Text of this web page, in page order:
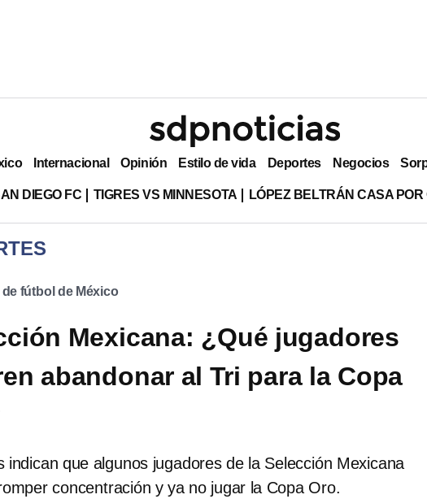
Internacional Opinión Estilo de vida Deportes Negocios
DIEGO FC TIGRES VS MINNESOTA LÓPEZ BELTRÁN CASA
fútbol de México
Mexicana: ¿Qué jugadores
abandonar al Tri para la Copa
indican que algunos jugadores de la Selección Mexicana
concentración y ya no jugar la Copa Oro.